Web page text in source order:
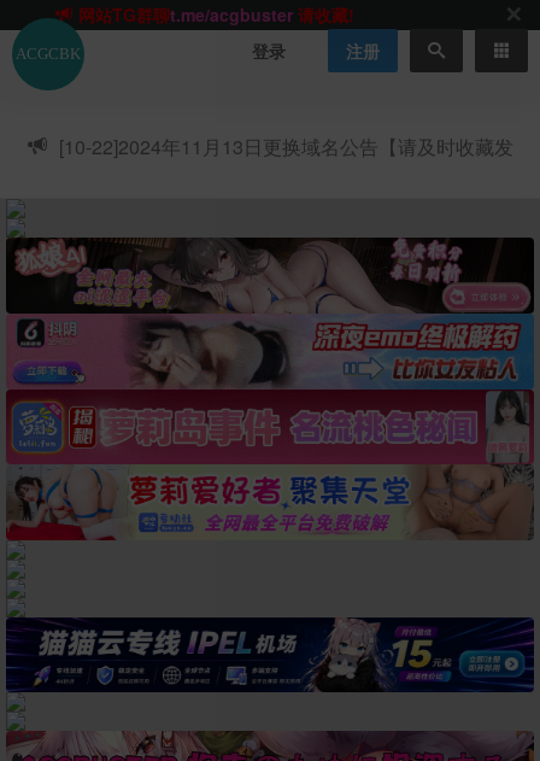
网站TG群聊t.me/acgbuster 请收藏!
ACGCBK官方App
点击下载 永不迷路！
网站最新无墙域名
请收藏!-20250123
ACGCBK官方App 点击下载永不迷路！
网站最新无墙域名
网站永久主站域名
acgcbk.vip请收藏!
ACGCBK官方App点击下载
永不迷路！
网站最新无墙域名acgcbk55.vip 请收藏!-20250123
登录 注册
[10-22]2024年11月13日更换域名公告【请及时收藏发